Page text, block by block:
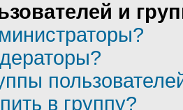
и
в группу?